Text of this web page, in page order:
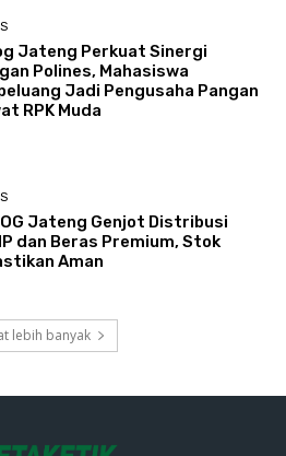
Jateng Perkuat Sinergi
Polines, Mahasiswa
Jadi Pengusaha Pangan
RPK Muda
Jateng Genjot Distribusi
dan Beras Premium, Stok
Aman
lebih banyak